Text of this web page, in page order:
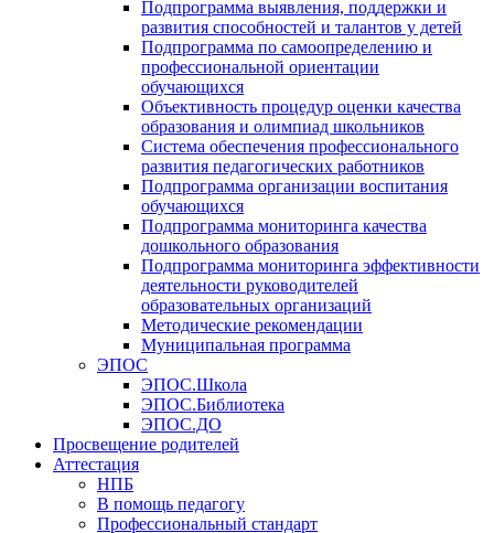
Подпрограмма выявления, поддержки и
развития способностей и талантов у детей
Подпрограмма по самоопределению и
профессиональной ориентации
обучающихся
Объективность процедур оценки качества
образования и олимпиад школьников
Система обеспечения профессионального
развития педагогических работников
Подпрограмма организации воспитания
обучающихся
Подпрограмма мониторинга качества
дошкольного образования
Подпрограмма мониторинга эффективности
деятельности руководителей
образовательных организаций
Методические рекомендации
Муниципальная программа
ЭПОС
ЭПОС.Школа
ЭПОС.Библиотека
ЭПОС.ДО
Просвещение родителей
Аттестация
НПБ
В помощь педагогу
Профессиональный стандарт